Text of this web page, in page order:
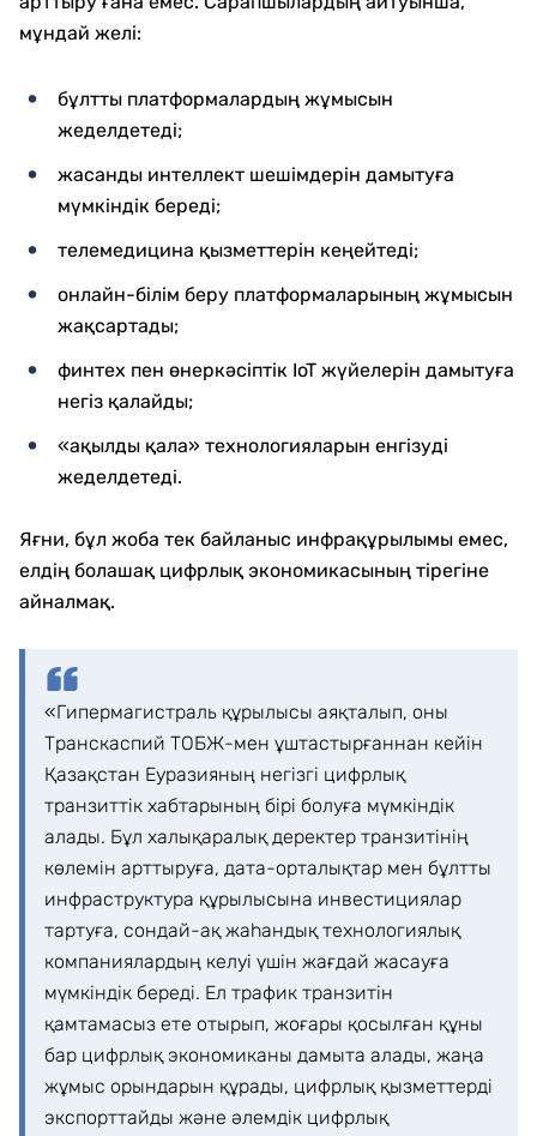
мұндай желі:
бұлтты платформалардың жұмысын
жеделдетеді;
жасанды интеллект шешімдерін дамытуға
мүмкіндік береді;
телемедицина қызметтерін кеңейтеді;
онлайн-білім беру платформаларының жұмысын
жақсартады;
финтех пен өнеркәсіптік IoT жүйелерін дамытуға
негіз қалайды;
«ақылды қала» технологияларын енгізуді
жеделдетеді.
Яғни, бұл жоба тек байланыс инфрақұрылымы емес,
елдің болашақ цифрлық экономикасының тірегіне
айналмақ.
«Гипермагистраль құрылысы аяқталып, оны
Транскаспий ТОБЖ-мен ұштастырғаннан кейін
Қазақстан Еуразияның негізгі цифрлық
транзиттік хабтарының бірі болуға мүмкіндік
алады. Бұл халықаралық деректер транзитінің
көлемін арттыруға, дата-орталықтар мен бұлтты
инфраструктура құрылысына инвестициялар
тартуға, сондай-ақ жаһандық технологиялық
компаниялардың келуі үшін жағдай жасауға
мүмкіндік береді. Ел трафик транзитін
қамтамасыз ете отырып, жоғары қосылған құны
бар цифрлық экономиканы дамыта алады, жаңа
жұмыс орындарын құрады, цифрлық қызметтерді
экспорттайды және әлемдік цифрлық